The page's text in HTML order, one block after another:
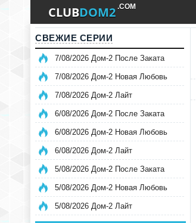
CLUBDOM2 .COM
СВЕЖИЕ СЕРИИ
7/08/2026 Дом-2 После Заката
7/08/2026 Дом-2 Новая Любовь
7/08/2026 Дом-2 Лайт
6/08/2026 Дом-2 После Заката
6/08/2026 Дом-2 Новая Любовь
6/08/2026 Дом-2 Лайт
5/08/2026 Дом-2 После Заката
5/08/2026 Дом-2 Новая Любовь
5/08/2026 Дом-2 Лайт